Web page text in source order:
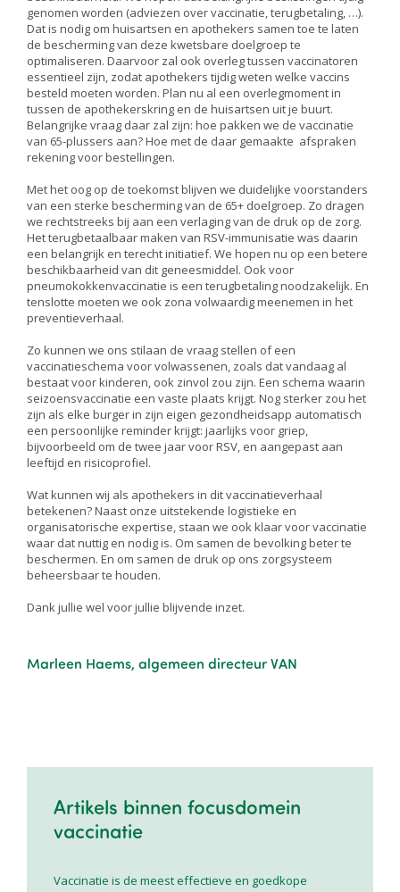
genomen worden (adviezen over vaccinatie, terugbetaling, …).
Dat is nodig om huisartsen en apothekers samen toe te laten
de bescherming van deze kwetsbare doelgroep te
optimaliseren. Daarvoor zal ook overleg tussen vaccinatoren
essentieel zijn, zodat apothekers tijdig weten welke vaccins
besteld moeten worden. Plan nu al een overlegmoment in
tussen de apothekerskring en de huisartsen uit je buurt.
Belangrijke vraag daar zal zijn: hoe pakken we de vaccinatie
van 65-plussers aan? Hoe met de daar gemaakte afspraken
rekening voor bestellingen.
Met het oog op de toekomst blijven we duidelijke voorstanders
van een sterke bescherming van de 65+ doelgroep. Zo dragen
we rechtstreeks bij aan een verlaging van de druk op de zorg.
Het terugbetaalbaar maken van RSV-immunisatie was daarin
een belangrijk en terecht initiatief. We hopen nu op een betere
beschikbaarheid van dit geneesmiddel. Ook voor
pneumokokkenvaccinatie is een terugbetaling noodzakelijk. En
tenslotte moeten we ook zona volwaardig meenemen in het
preventieverhaal.
Zo kunnen we ons stilaan de vraag stellen of een
vaccinatieschema voor volwassenen, zoals dat vandaag al
bestaat voor kinderen, ook zinvol zou zijn. Een schema waarin
seizoensvaccinatie een vaste plaats krijgt. Nog sterker zou het
zijn als elke burger in zijn eigen gezondheidsapp automatisch
een persoonlijke reminder krijgt: jaarlijks voor griep,
bijvoorbeeld om de twee jaar voor RSV, en aangepast aan
leeftijd en risicoprofiel.
Wat kunnen wij als apothekers in dit vaccinatieverhaal
betekenen? Naast onze uitstekende logistieke en
organisatorische expertise, staan we ook klaar voor vaccinatie
waar dat nuttig en nodig is. Om samen de bevolking beter te
beschermen. En om samen de druk op ons zorgsysteem
beheersbaar te houden.
Dank jullie wel voor jullie blijvende inzet.
Marleen Haems, algemeen directeur VAN
Artikels binnen focusdomein
vaccinatie
Vaccinatie is de meest effectieve en goedkope